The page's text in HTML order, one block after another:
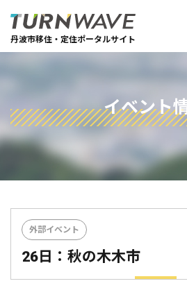
丹波市移住・定住ポータルサイト
イベント
外部イベント
26日：秋の木木市